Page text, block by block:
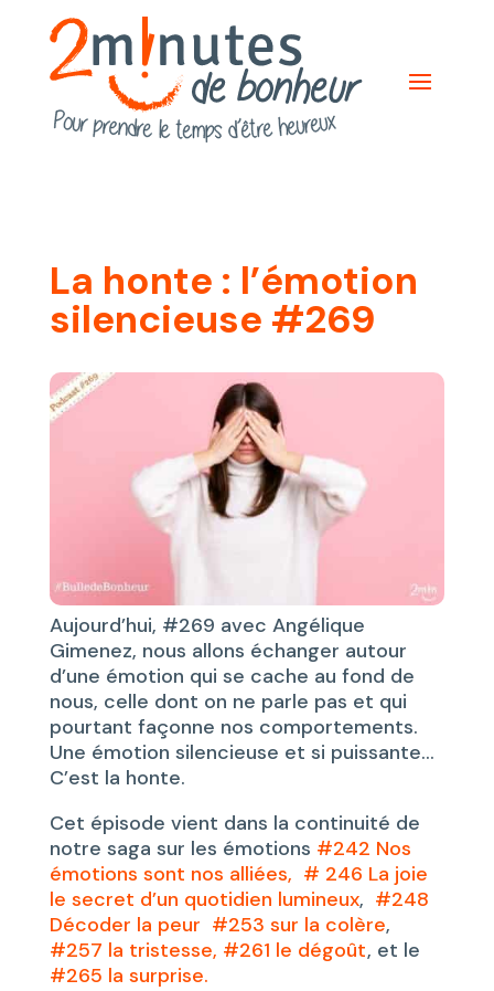
La honte : l’émotion
silencieuse #269
Aujourd’hui, #269 avec Angélique
Gimenez, nous allons échanger autour
d’une émotion qui se cache au fond de
nous, celle dont on ne parle pas et qui
pourtant façonne nos comportements.
Une émotion silencieuse et si puissante…
C’est la honte.
Cet épisode vient dans la continuité de
notre saga sur les émotions #242 Nos
émotions sont nos alliées, # 246 La joie
le secret d’un quotidien lumineux, #248
Décoder la peur #253 sur la colère,
#257 la tristesse, #261 le dégoût, et le
#265 la surprise.